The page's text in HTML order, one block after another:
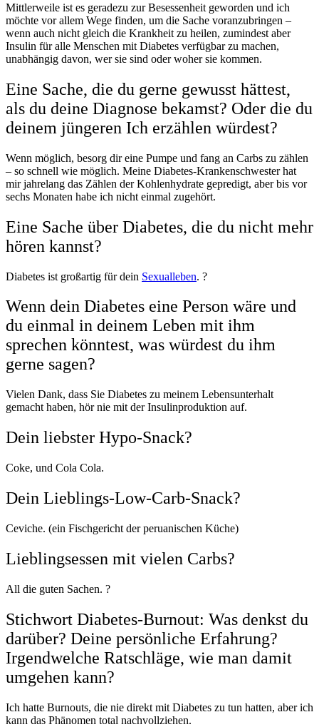
Mittlerweile ist es geradezu zur Besessenheit geworden und ich
möchte vor allem Wege finden, um die Sache voranzubringen –
wenn auch nicht gleich die Krankheit zu heilen, zumindest aber
Insulin für alle Menschen mit Diabetes verfügbar zu machen,
unabhängig davon, wer sie sind oder woher sie kommen.
Eine Sache, die du gerne gewusst hättest,
als du deine Diagnose bekamst? Oder die du
deinem jüngeren Ich erzählen würdest?
Wenn möglich, besorg dir eine Pumpe und fang an Carbs zu zählen
– so schnell wie möglich. Meine Diabetes-Krankenschwester hat
mir jahrelang das Zählen der Kohlenhydrate gepredigt, aber bis vor
sechs Monaten habe ich nicht einmal zugehört.
Eine Sache über Diabetes, die du nicht mehr
hören kannst?
Diabetes ist großartig für dein Sexualleben. ?
Wenn dein Diabetes eine Person wäre und
du einmal in deinem Leben mit ihm
sprechen könntest, was würdest du ihm
gerne sagen?
Vielen Dank, dass Sie Diabetes zu meinem Lebensunterhalt
gemacht haben, hör nie mit der Insulinproduktion auf.
Dein liebster Hypo-Snack?
Coke, und Cola Cola.
Dein Lieblings-Low-Carb-Snack?
Ceviche. (ein Fischgericht der peruanischen Küche)
Lieblingsessen mit vielen Carbs?
All die guten Sachen. ?
Stichwort Diabetes-Burnout: Was denkst du
darüber? Deine persönliche Erfahrung?
Irgendwelche Ratschläge, wie man damit
umgehen kann?
Ich hatte Burnouts, die nie direkt mit Diabetes zu tun hatten, aber ich
kann das Phänomen total nachvollziehen.